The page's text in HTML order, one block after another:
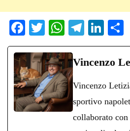
Fa
ce
bo
ok
T
wi
tte
r
W
ha
ts
A
pp
Te
le
gr
m
Li
nk
ed
Vincenzo
Vincenzo
sportivo
collaborato con